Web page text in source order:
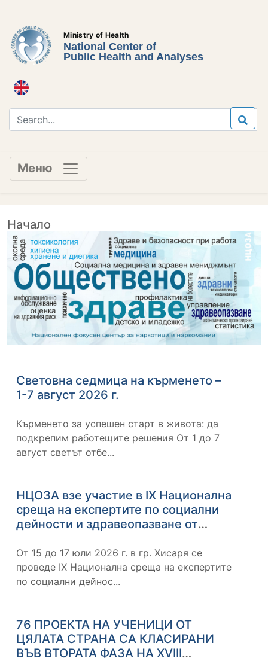
Ministry of Health
National Center of
Public Health and Analyses
Меню
Начало
Световна седмица на кърменето –
1-7 август 2026 г.
Кърменето за успешен старт в живота: да
подкрепим работещите решения От 1 до 7
август светът отбе...
НЦОЗА взе участие в IX Национална
среща на експертите по социални
дейности и здравеопазване от
От 15 до 17 юли 2026 г. в гр. Хисаря се
проведе IX Национална среща на експертите
по социални дейнос...
76 ПРОЕКТА НА УЧЕНИЦИ ОТ
ЦЯЛАТА СТРАНА СА КЛАСИРАНИ
ВЪВ ВТОРАТА ФАЗА НА XVIII